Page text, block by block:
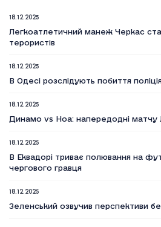
18.12.2025
Легкоатлетичний манеж Черкас
терористів
18.12.2025
В Одесі розслідують побиття
18.12.2025
Динамо vs Ноа: напередодні матчу
18.12.2025
В Еквадорі триває полювання на
чергового гравця
18.12.2025
Зеленський озвучив перспективи